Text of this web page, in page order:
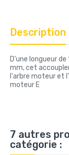
Description
D'une longueur
mm, cet
l'arbre moteur et
moteur E
7 autres
catégorie :